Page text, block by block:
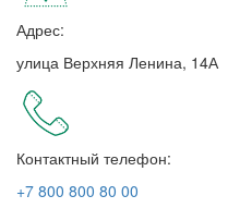
Адрес:
улица Верхняя Ленина, 14А
Контактный телефон:
+7 800 800 80 00